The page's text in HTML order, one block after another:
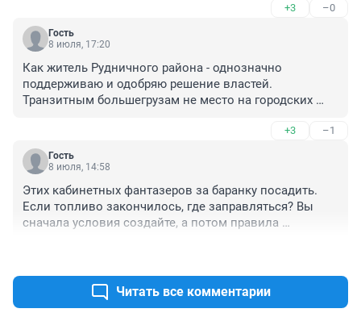
+3 –0
Гость
8 июля, 17:20
Как житель Рудничного района - однозначно
поддерживаю и одобряю решение властей.
Транзитным большегрузам не место на городских
лезут ... И по безопасности правильно - привезут всё
что угодно, лишь бы оплатили ...
+3 –1
Гость
8 июля, 14:58
Этих кабинетных фантазеров за баранку посадить.
Если топливо закончилось, где заправляться? Вы
сначала условия создайте, а потом правила
Читать все комментарии